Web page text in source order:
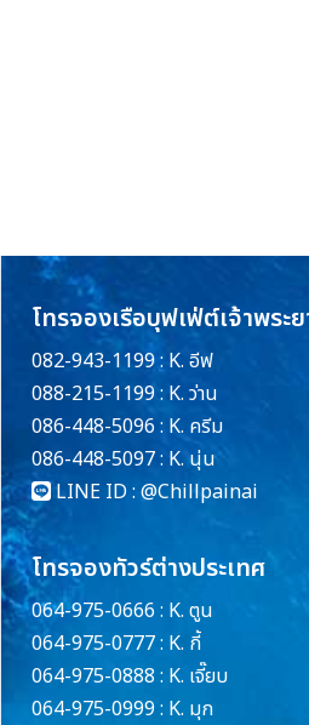
โทรจองเรือบุฟเฟ่ต์เจ้าพระ
082-943-1199 : K. อีฟ
088-215-1199 : K. ว่าน
086-448-5096 : K. ครีม
086-448-5097 : K. นุ่น
LINE ID : @Chillpainai
โทรจองทัวร์ต่างประเทศ
064-975-0666 : K. ตูน
064-975-0777 : K. กี้
064-975-0888 : K. เจี๊ยบ
064-975-0999 : K. มุก